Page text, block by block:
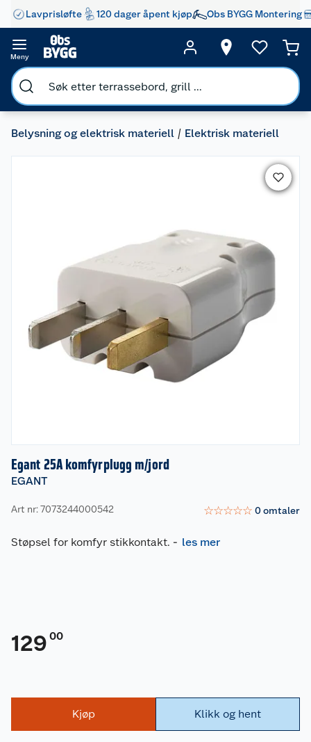
Lavprisløfte 120 dager åpent kjøp Obs BYGG Montering
Meny
Belysning og elektrisk materiell Elektrisk materiell
Egant 25A komfyrplugg m/jord
EGANT
Art nr: 7073244000542 ☆☆☆☆☆ 0omtaler
Støpsel for komfyr stikkontakt. - les mer
129 00
Kjøp Klikk og hent